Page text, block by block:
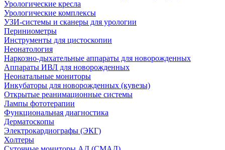
Урологические кресла
Урологические комплексы
УЗИ-системы и сканеры для урологии
Периниометры
Инструменты для цистоскопии
Неонатология
Наркозно-дыхательные аппараты для новорожденных
Аппараты ИВЛ для новорожденных
Неонатальные мониторы
Инкубаторы для новорожденных (кувезы)
Открытые реанимационные системы
Лампы фототерапии
Функциональная диагностика
Дерматоскопы
Электрокардиографы (ЭКГ)
Холтеры